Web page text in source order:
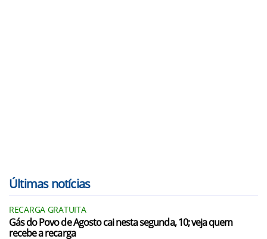
Últimas notícias
RECARGA GRATUITA
Gás do Povo de Agosto cai nesta segunda, 10; veja quem
recebe a recarga